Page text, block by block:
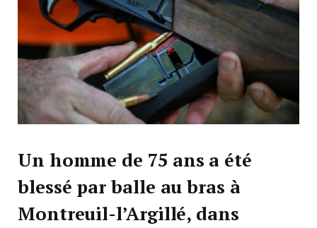
Un homme de 75 ans a été
blessé par balle au bras à
Montreuil-l’Argillé, dans